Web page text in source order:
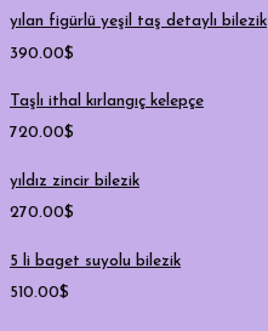
yılan figürlü yeşil taş detaylı bilezik
390.00$
Taşlı ithal kırlangıç kelepçe
720.00$
yıldız zincir bilezik
270.00$
5 li baget suyolu bilezik
510.00$